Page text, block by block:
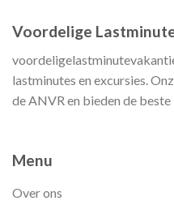
Voordelige
lastminutes en excursies.
de ANVR en bieden de beste
Menu
Over ons